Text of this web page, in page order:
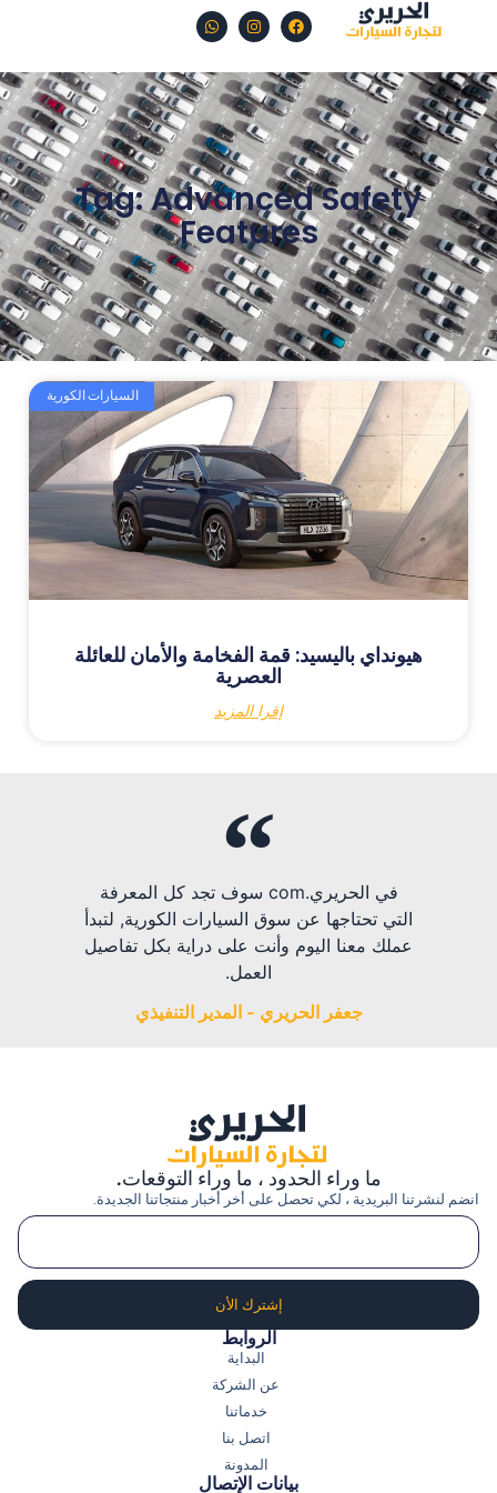
Tag: Advanced Safety
Features
السيارات الكورية
هيونداي باليسيد: قمة الفخامة والأمان للعائلة
العصرية
إقرا المزيد
في الحريري.com سوف تجد كل المعرفة
التي تحتاجها عن سوق السيارات الكورية, لتبدأ
عملك معنا اليوم وأنت على دراية بكل تفاصيل
العمل.
جعفر الحريري - المدير التنفيذي
ما وراء الحدود ، ما وراء التوقعات.
انضم لنشرتنا البريدية ، لكي تحصل على أخر أخبار منتجاتنا الجديدة.
إشترك الأن
الروابط
البداية
عن الشركة
خدماتنا
اتصل بنا
المدونة
بيانات الإتصال